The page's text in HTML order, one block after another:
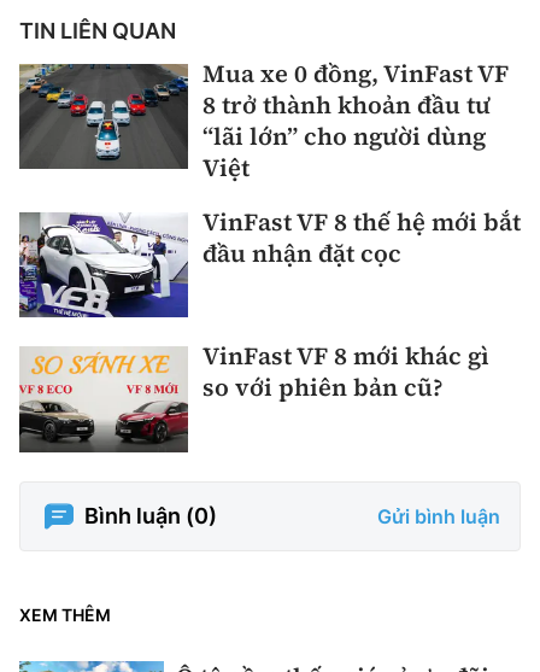
TIN LIÊN QUAN
Mua xe 0 đồng, VinFast VF
8 trở thành khoản đầu tư
“lãi lớn” cho người dùng
Việt
VinFast VF 8 thế hệ mới bắt
đầu nhận đặt cọc
VinFast VF 8 mới khác gì
so với phiên bản cũ?
Bình luận (0) Gửi bình luận
XEM THÊM